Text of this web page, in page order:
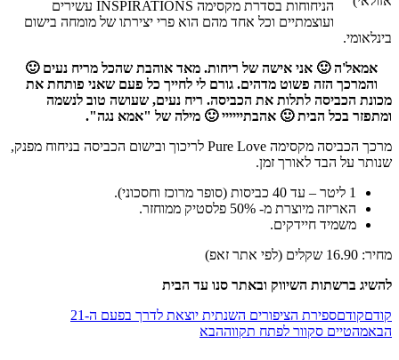
הניחוחות בסדרת מקסימה INSPIRATIONS עשירים
ועוצמתיים וכל אחד מהם הוא פרי יצירתו של מומחה בישום
בינלאומי.
אמאל'ה 🙂 אני אישה של ריחות. מאד אוהבת שהכל מריח נעים 🙂
והמרכך הזה פשוט מדהים. גורם לי לחייך כל פעם שאני פותחת את
מכונת הכביסה לתלות את הכביסה. ריח נעים, שעושה טוב לנשמה
ומתפזר בכל הבית 🙂 אהבתיייייי 🙂 מילה של "אמא נגה".
מרכך הכביסה מקסימה Pure Love לריכוך ובישום הכביסה בניחוח מפנק,
שנותר על הבד לאורך זמן.
1 ליטר – עד 40 כביסות (סופר מרוכז וחסכוני).
האריזה מיוצרת מ- 50% פלסטיק ממוחזר.
משמיד חיידקים.
מחיר: 16.90 שקלים (לפי אתר זאפ)
להשיג ברשתות השיווק ובאתר סנו עד הבית
קודםקודםספירת הציפורים השנתית יוצאת לדרך בפעם ה-21
הבאמהטיים סקוור לפתח תקווההבא